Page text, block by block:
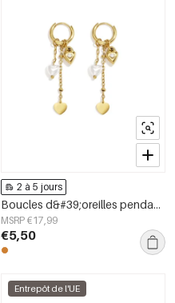
2 à 5 jours
Boucles d&#39;oreilles pendantes en acier inoxydable en forme de cœur, collection Simple Daily Simple, bijoux pour femmes
MSRP €17,99
€5,50
Entrepôt de l'UE